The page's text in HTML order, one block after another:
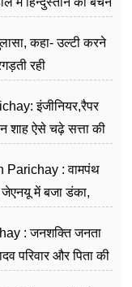
कहा- उल्टी करने
रही
इंजीनियर,रैपर
शाह ऐसे चढ़े सत्ता की
Parichay : वामपंथ
जेएनयू में बजा डंका,
: जनशक्ति जनता
परिवार और पिता की